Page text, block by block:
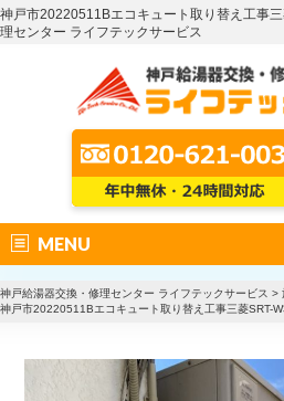
神戸市20220511Bエコキュート取り替え工事
理センター ライフテックサービス
MENU
神戸給湯器交換・修理センター ライフテックサービス >
神戸市20220511Bエコキュート取り替え工事三菱SRT-